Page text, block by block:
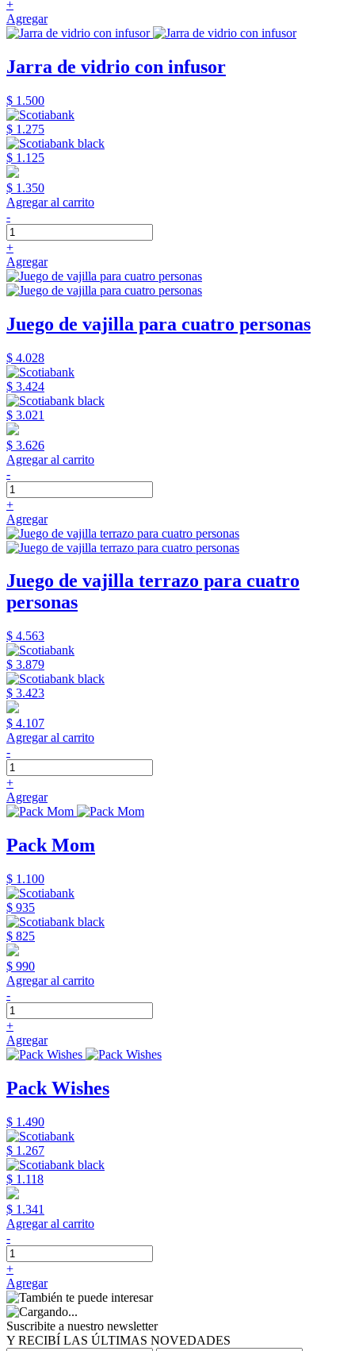
+
Agregar
Jarra de vidrio con infusor
$ 1.500
$ 1.275
$ 1.125
$ 1.350
Agregar al carrito
-
+
Agregar
Juego de vajilla para cuatro personas
$ 4.028
$ 3.424
$ 3.021
$ 3.626
Agregar al carrito
-
+
Agregar
Juego de vajilla terrazo para cuatro
personas
$ 4.563
$ 3.879
$ 3.423
$ 4.107
Agregar al carrito
-
+
Agregar
Pack Mom
$ 1.100
$ 935
$ 825
$ 990
Agregar al carrito
-
+
Agregar
Pack Wishes
$ 1.490
$ 1.267
$ 1.118
$ 1.341
Agregar al carrito
-
+
Agregar
Suscribite a nuestro newsletter
Y RECIBÍ LAS ÚLTIMAS NOVEDADES